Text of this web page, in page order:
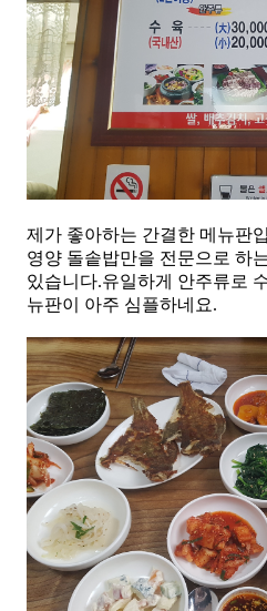
제가 좋아하는 간결한 메뉴판
영양 돌솥밥만을 전문으로 하
있습니다.유일하게 안주류로
뉴판이 아주 심플하네요.